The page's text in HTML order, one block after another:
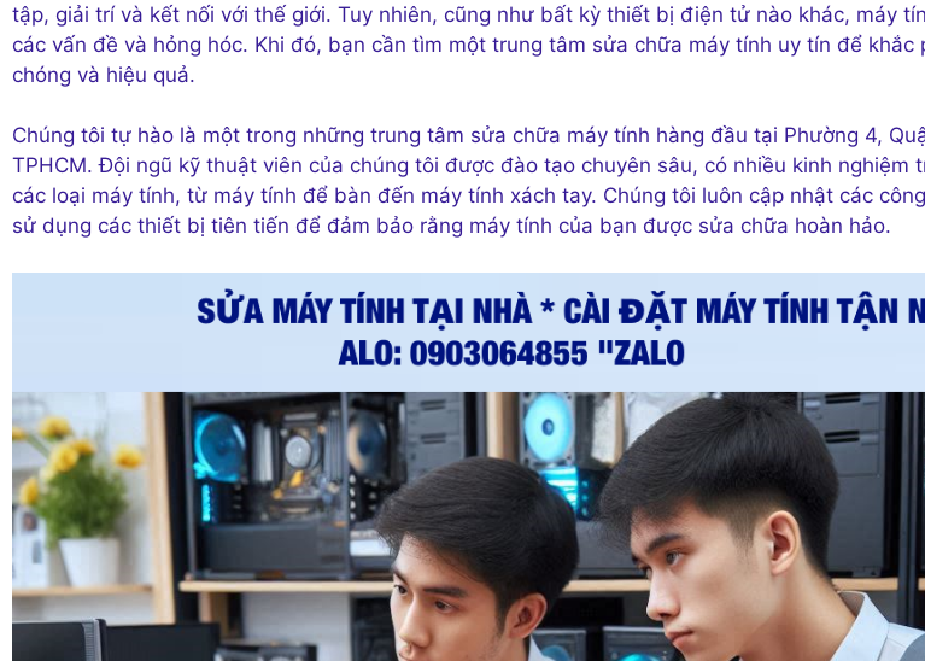
tập, giải trí và kết nối với thế giới. Tuy nhiên, cũng như bất kỳ thiết bị điện tử nào khác, máy
các vấn đề và hỏng hóc. Khi đó, bạn cần tìm một trung tâm sửa chữa máy tính uy tín để khắc
chóng và hiệu quả.
Chúng tôi tự hào là một trong những trung tâm sửa chữa máy tính hàng đầu tại Phường 4,
TPHCM. Đội ngũ kỹ thuật viên của chúng tôi được đào tạo chuyên sâu, có nhiều kinh nghiệm
các loại máy tính, từ máy tính để bàn đến máy tính xách tay. Chúng tôi luôn cập nhật các
sử dụng các thiết bị tiên tiến để đảm bảo rằng máy tính của bạn được sửa chữa hoàn hảo.